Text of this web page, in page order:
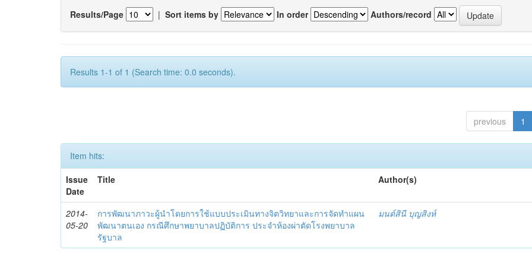
Results/Page | Sort items by In order Authors/record
Results 1-1 of 1 (Search time: 0.0 seconds).
previous 1
Item hits:
Issue
Date
Title Author(s)
2014-
05-20
การพัฒนาภาวะผู้นำโดยการใช้แบบประเมินทางจิตวิทยาและการจัดทำแผน
พัฒนาตนเอง กรณีศึกษาพยาบาลปฏิบัติการ ประจำห้องผ่าตัดโรงพยาบาล
รัฐบาล
มนต์สินี บุญสิงห์